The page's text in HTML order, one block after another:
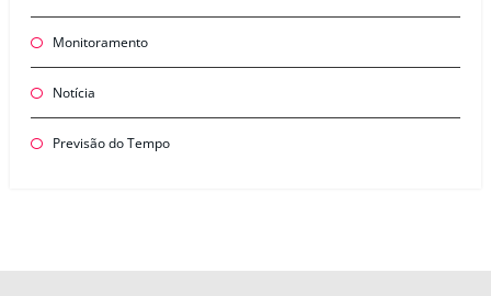
Monitoramento
Notícia
Previsão do Tempo